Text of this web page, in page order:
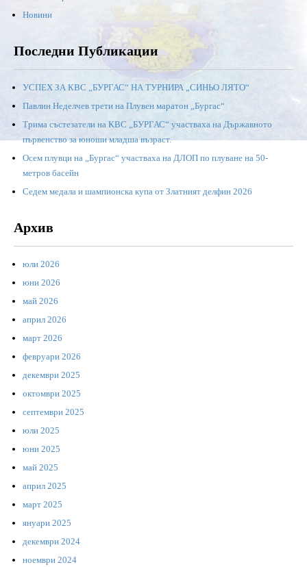
Новини
Последни Публикации
УСПЕХ ЗА КВС „БУРГАС“ НА ТУРНИРА „СИНЬО ЛЯТО“
Павлин Неделчев трети на Плувен маратон „Бургас“
Трима състезатели на КВС „БУРГАС“ участваха на Държавното
първенство за юноши младша възраст.
Осем плувци на „Бургас“ участваха на ДЛОП по плуване на 50-
метров басейн
Седем медала и шампионска купа от Златният делфин 2026
Архив
юли 2026
юни 2026
май 2026
април 2026
март 2026
февруари 2026
декември 2025
октомври 2025
септември 2025
юли 2025
юни 2025
май 2025
април 2025
март 2025
януари 2025
декември 2024
ноември 2024